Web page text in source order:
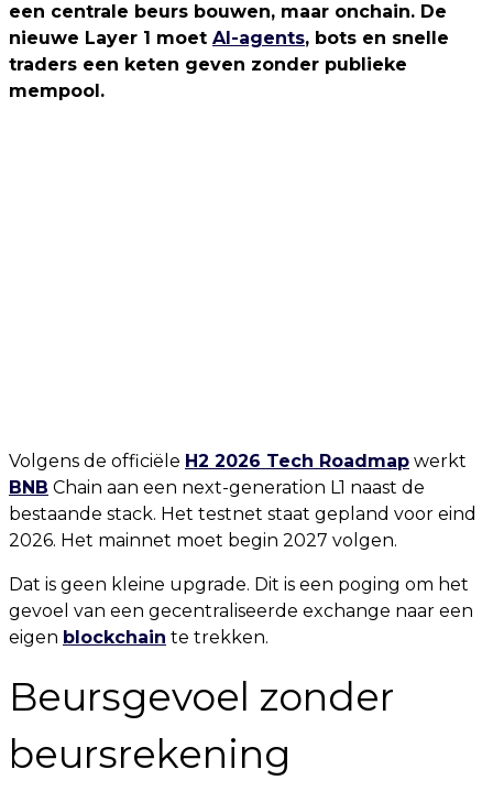
een centrale beurs bouwen, maar onchain. De
nieuwe Layer 1 moet AI-agents, bots en snelle
traders een keten geven zonder publieke
mempool.
Volgens de officiële H2 2026 Tech Roadmap werkt
BNB Chain aan een next-generation L1 naast de
bestaande stack. Het testnet staat gepland voor eind
2026. Het mainnet moet begin 2027 volgen.
Dat is geen kleine upgrade. Dit is een poging om het
gevoel van een gecentraliseerde exchange naar een
eigen blockchain te trekken.
Beursgevoel zonder
beursrekening